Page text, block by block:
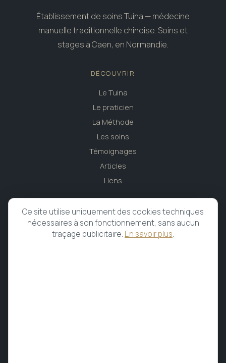
Établissement de soins Tuina — médecine
manuelle traditionnelle chinoise. Soins et
stages à Caen, en Normandie.
DÉCOUVRIR
Le Tuina
Le praticien
La Méthode
Les soins
Témoignages
Articles
Liens
CABINET
Caen, Normandie
Ce site utilise uniquement des cookies techniques
nécessaires à son fonctionnement, sans aucun
traçage publicitaire. En savoir plus.